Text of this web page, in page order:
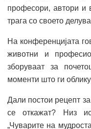
професори, автори и
трага со своето
На конференцијата
животни и
зборуваат за
моменти што ги
Дали постои рецепт
се откажат? Низ
„Чуварите на